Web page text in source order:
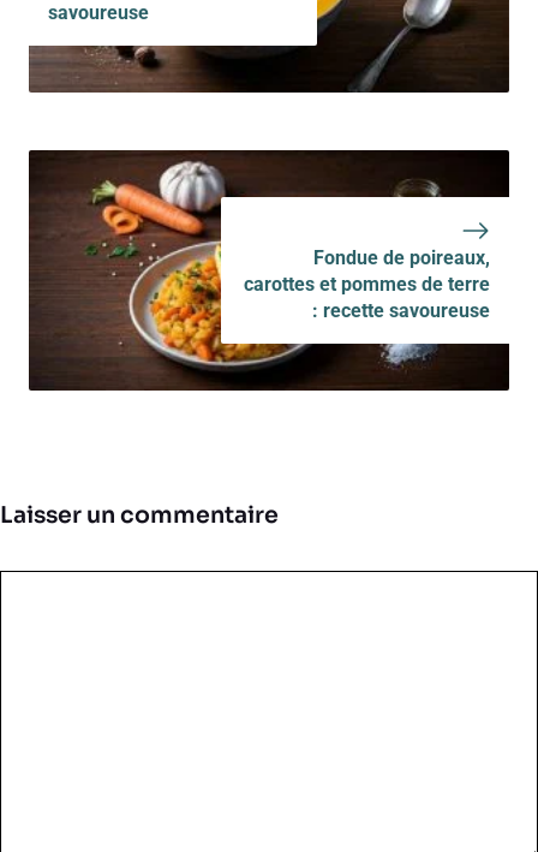
savoureuse
Fondue de poireaux,
carottes et pommes de terre
: recette savoureuse
Laisser un commentaire